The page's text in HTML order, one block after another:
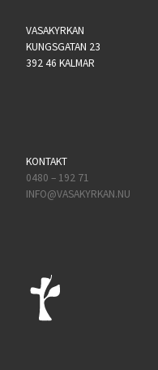
VASAKYRKAN
KUNGSGATAN 23
392 46 KALMAR
KONTAKT
0480 – 192 71
INFO@VASAKYRKAN.NU